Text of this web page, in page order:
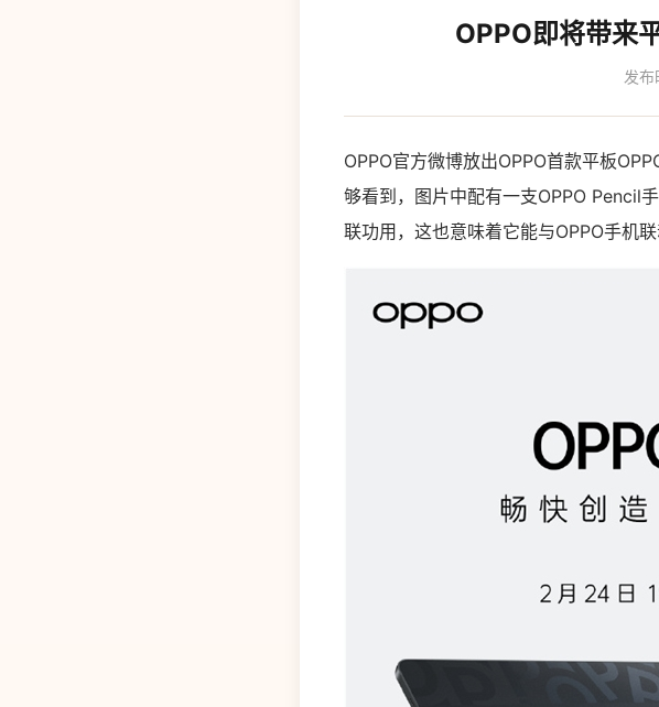
OPPO即将带来
发
OPPO官方微博放出OPPO首款平板
够看到，图片中配有一支OPPO Pencil
联功用，这也意味着它能与OPPO手机联